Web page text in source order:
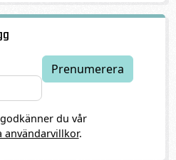
du vår
användarvillkor.